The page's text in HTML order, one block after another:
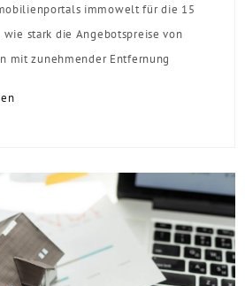
immowelt für die 15
stark die Angebotspreise von
mit zunehmender Entfernung